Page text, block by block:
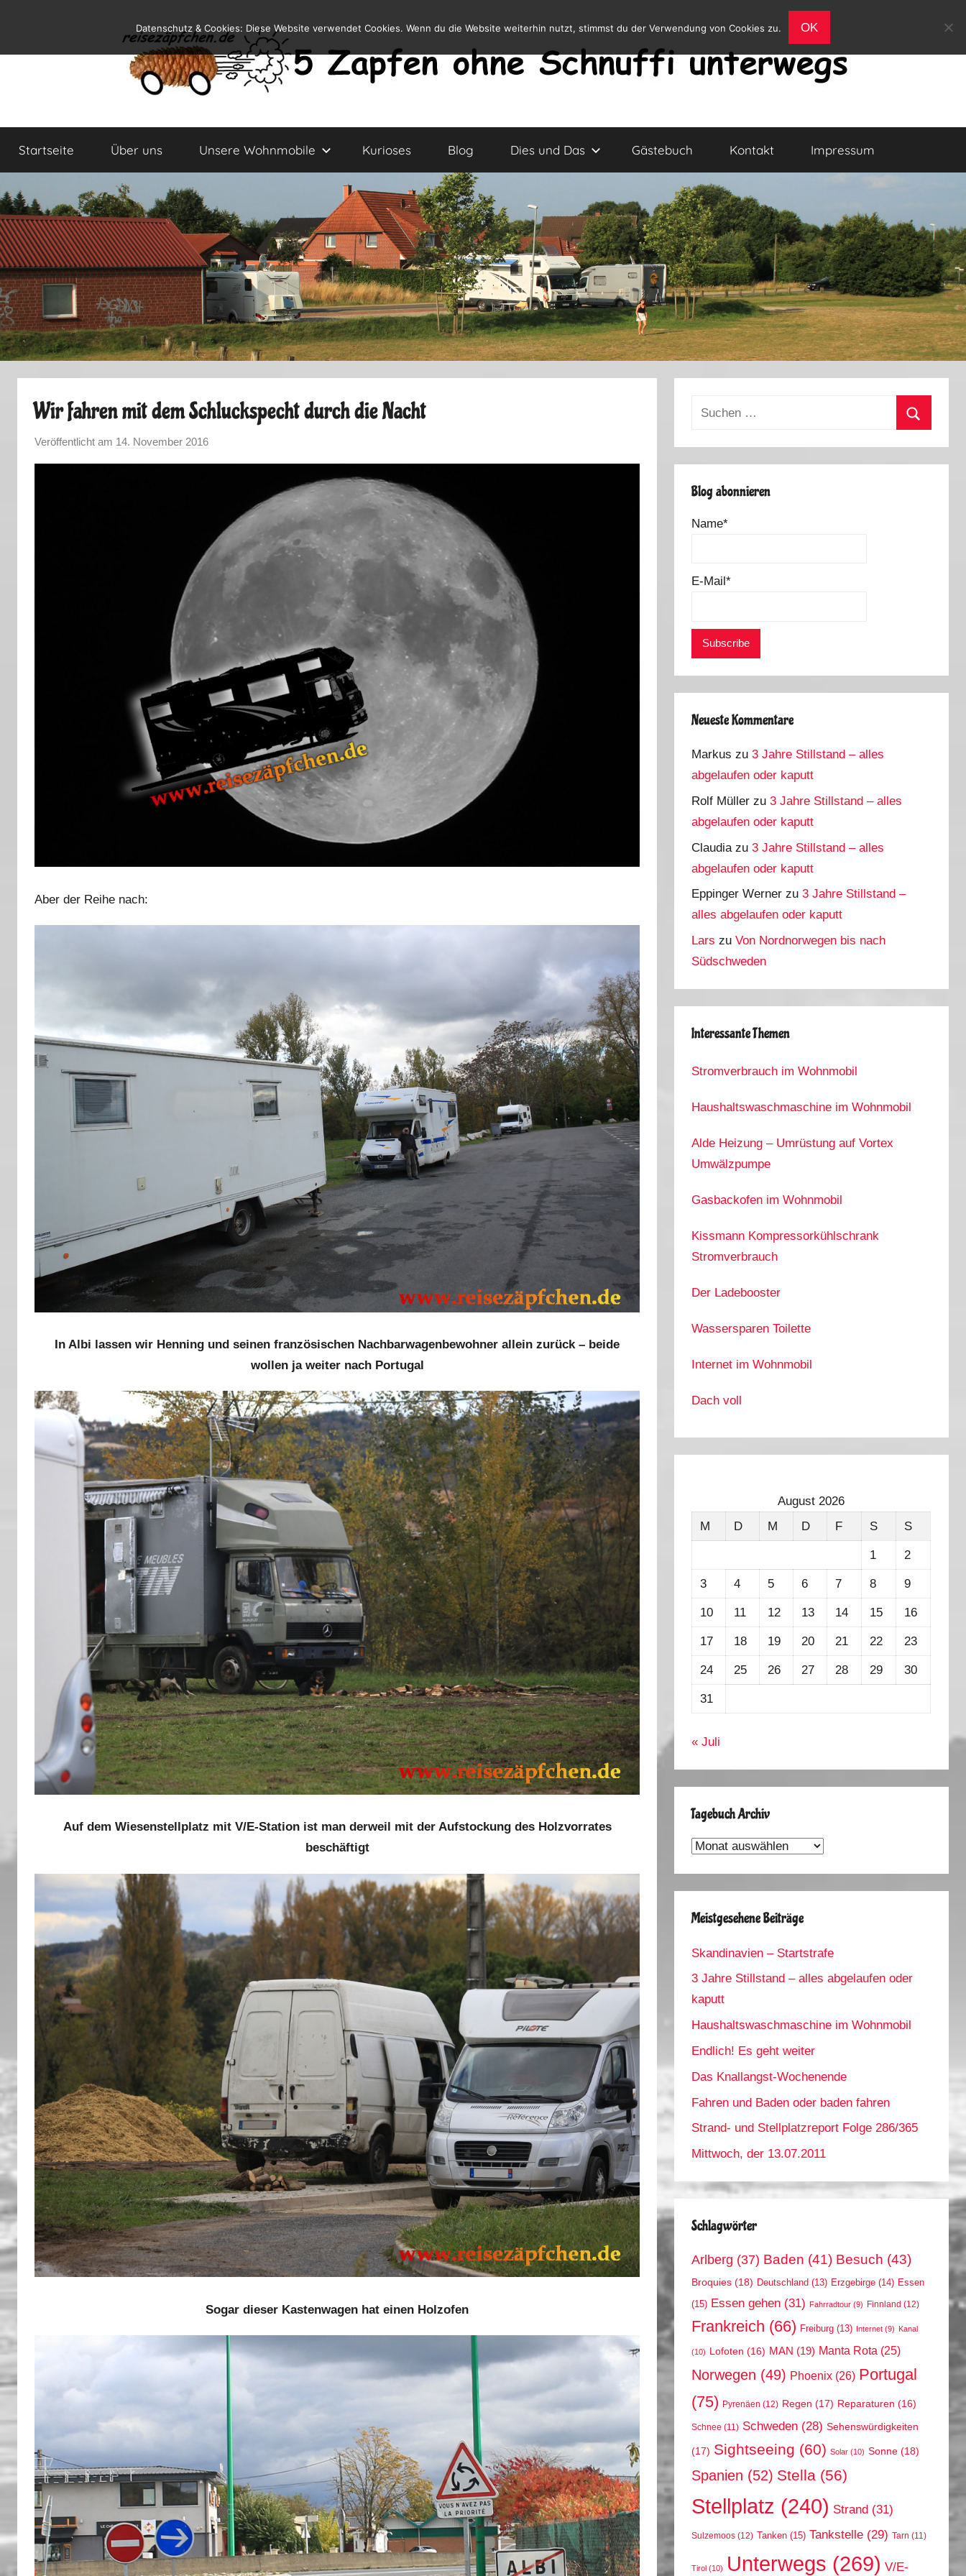
springen
Reiseblog
und
Leben
Wohnmobil
Startseite Über uns Unsere Wohnmobile Kurioses Blog Dies und Das Gästebuch Kontakt Impressum
Wir fahren mit dem Schluckspecht durch die Nacht
Veröffentlicht am 14. November 2016
k
Aber der Reihe nach:
In Albi lassen wir Henning und seinen französischen Nachbarwagenbewohner allein zurück – beide
wollen ja weiter nach Portugal
Auf dem Wiesenstellplatz mit V/E-Station ist man derweil mit der Aufstockung des Holzvorrates
beschäftigt
Sogar dieser Kastenwagen hat einen Holzofen
Suchen
Blog abonnieren
Name*
E-Mail*
Neueste Kommentare
Markus zu3 Jahre Stillstand – alles
abgelaufen oder kaputt
Rolf Müller zu3 Jahre Stillstand – alles
abgelaufen oder kaputt
Claudia zu3 Jahre Stillstand – alles
abgelaufen oder kaputt
Eppinger Werner zu3 Jahre Stillstand –
alles abgelaufen oder kaputt
Lars zuVon Nordnorwegen bis nach
Südschweden
Interessante Themen
Stromverbrauch im Wohnmobil
Haushaltswaschmaschine im Wohnmobil
Alde Heizung – Umrüstung auf Vortex
Umwälzpumpe
Gasbackofen im Wohnmobil
Kissmann Kompressorkühlschrank
Stromverbrauch
Der Ladebooster
Wassersparen Toilette
Internet im Wohnmobil
Dach voll
August 2026
M
D M D F S S
1 2
3 4 5 6 7 8 9
10 11 12 13 14 15 16
17 18 19 20 21 22 23
24 25 26 27 28 29 30
31
« Juli
Tagebuch Archiv
Tagebuch
Meistgesehene Beiträge
Skandinavien – Startstrafe
3 Jahre Stillstand – alles abgelaufen oder
kaputt
Haushaltswaschmaschine im Wohnmobil
Endlich! Es geht weiter
Das Knallangst-Wochenende
Fahren und Baden oder baden fahren
Strand- und Stellplatzreport Folge 286/365
Mittwoch, der 13.07.2011
Schlagwörter
Arlberg (37) Baden (41) Besuch (43)
Broquies (18) Deutschland (13) Erzgebirge (14) Essen
(15) Essen gehen (31) Fahrradtour (9) Finnland (12)
Frankreich (66) Freiburg (13) Internet (9) Kanal
(10) Lofoten (16) MAN (19) Manta Rota (25)
Norwegen (49) Phoenix (26) Portugal
(75) Pyrenäen (12) Regen (17) Reparaturen (16)
Schnee (11) Schweden (28) Sehenswürdigkeiten
(17) Sightseeing (60) Solar (10) Sonne (18)
Spanien (52) Stella (56)
Stellplatz (240) Strand (31)
Sulzemoos (12) Tanken (15) Tankstelle (29) Tarn (11)
Tirol (10) Unterwegs (269) V/E-
Datenschutz & Cookies: Diese Website verwendet Cookies. Wenn du die Website weiterhin nutzt, stimmst du der Verwendung von Cookies zu. OK